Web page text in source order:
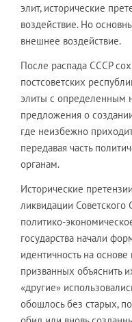
элит, исторические
воздействие. Но
внешнее воздействие.
После распада СССР
постсоветских
элиты с определенным
предложения о
где неизбежно
передавая часть
органам.
Исторические
ликвидации
политико-
государства начали
идентичность на
призванных объяснить
«другие»
обошлось без старых,